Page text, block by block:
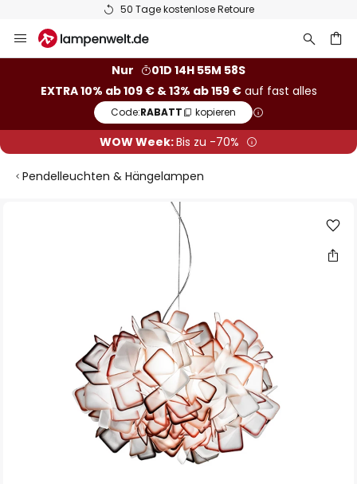
50 Tage kostenlose Retoure
Inhalt
Nur
01D 14H 55M 58S
EXTRA 10% ab 109 € & 13% ab 159 €auf fast alles
Code:RABATT kopieren
WOW Week:Bis zu -70%
Pendelleuchten & Hängelampen